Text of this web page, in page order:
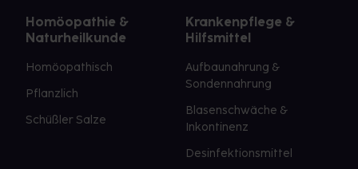
Homöopathie &
Naturheilkunde
Homöopathisch
Pflanzlich
Schüßler Salze
Krankenpflege &
Hilfsmittel
Aufbaunahrung &
Sondennahrung
Blasenschwäche &
Inkontinenz
Desinfektionsmittel